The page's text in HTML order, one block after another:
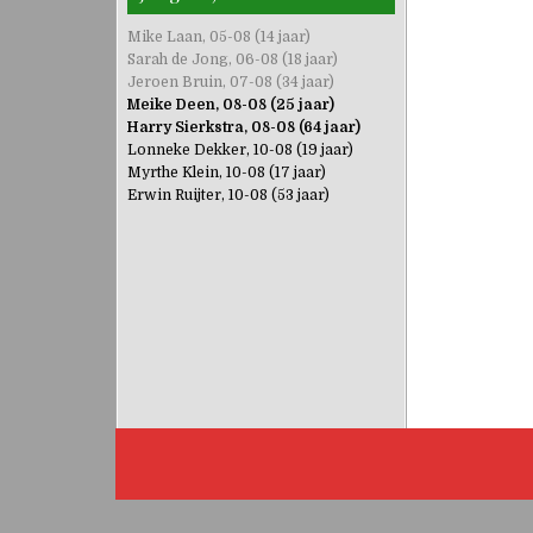
Mike Laan, 05-08 (14 jaar)
Sarah de Jong, 06-08 (18 jaar)
Jeroen Bruin, 07-08 (34 jaar)
Meike Deen, 08-08 (25 jaar)
Harry Sierkstra, 08-08 (64 jaar)
Lonneke Dekker, 10-08 (19 jaar)
Myrthe Klein, 10-08 (17 jaar)
Erwin Ruijter, 10-08 (53 jaar)